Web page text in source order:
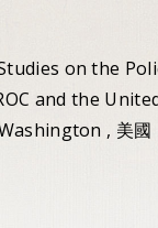
on the
and the
, 美國